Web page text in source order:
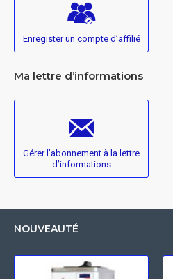
Enregister un compte d’affilié
Ma lettre d’informations
Gérer l’abonnement à la lettre
d’informations
NOUVEAUTÉ